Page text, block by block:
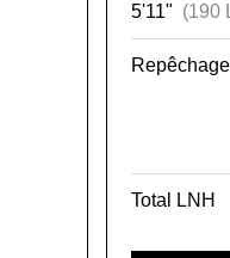
5'11" (190
Total LNH